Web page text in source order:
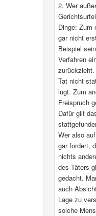
2. Wer
Dinge: Zum
gar nicht
Beispiel
Verfahren
Tat nicht
lügt. Zum
Freispruch
Dafür gilt
Wer also
gar fordert,
nichts
des Täters
gedacht.
auch
Lage zu
solche